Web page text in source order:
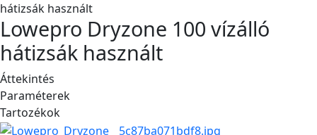
hátizsák használt
Lowepro Dryzone 100 vízálló
hátizsák használt
Áttekintés
Paraméterek
Tartozékok